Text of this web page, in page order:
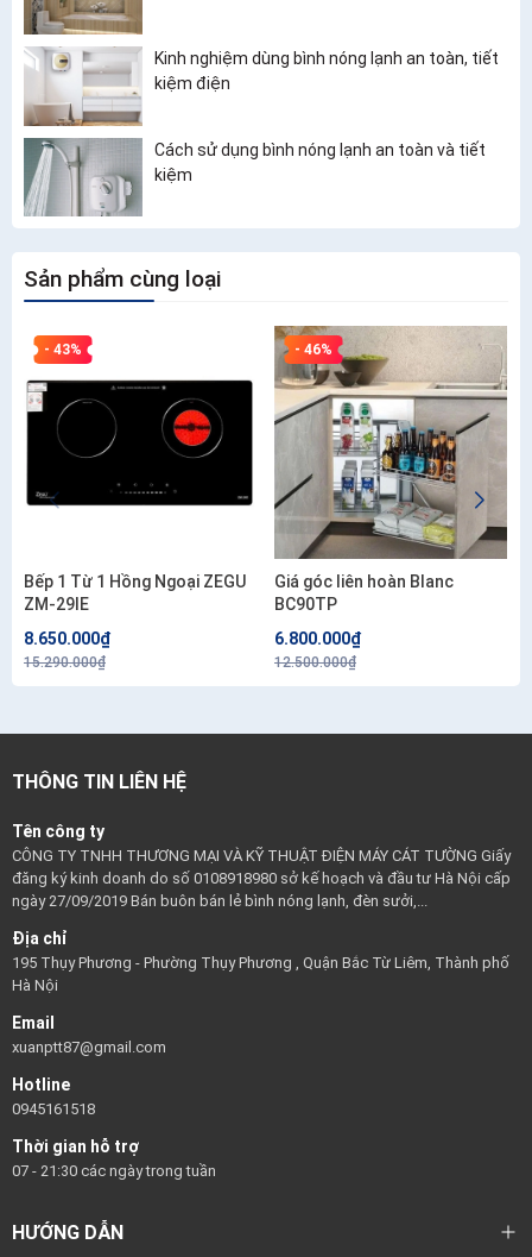
Kinh nghiệm dùng bình nóng lạnh an toàn, tiết
kiệm điện
Cách sử dụng bình nóng lạnh an toàn và tiết
kiệm
Sản phẩm cùng loại
- 43%
Bếp 1 Từ 1 Hồng Ngoại ZEGU
ZM-29IE
8.650.000₫
15.290.000₫
- 46%
Giá góc liên hoàn Blanc
BC90TP
6.800.000₫
12.500.000₫
THÔNG TIN LIÊN HỆ
Tên công ty
CÔNG TY TNHH THƯƠNG MẠI VÀ KỸ THUẬT ĐIỆN MÁY CÁT TƯỜNG Giấy
đăng ký kinh doanh do số 0108918980 sở kế hoạch và đầu tư Hà Nội cấp
ngày 27/09/2019 Bán buôn bán lẻ bình nóng lạnh, đèn sưởi,...
Địa chỉ
195 Thụy Phương - Phường Thụy Phương , Quận Bắc Từ Liêm, Thành phố
Hà Nội
Email
xuanptt87@gmail.com
Hotline
0945161518
Thời gian hỗ trợ
07 - 21:30 các ngày trong tuần
HƯỚNG DẪN